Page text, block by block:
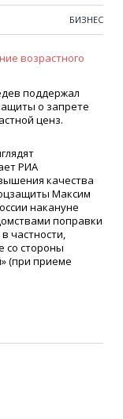
БИЗНЕС
поддержал
о запрете
ценз.
РИА
качества
Максим
накануне
поправки
частности,
со стороны
(при приеме